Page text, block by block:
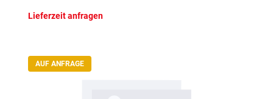
Lieferzeit anfragen
AUF ANFRAGE